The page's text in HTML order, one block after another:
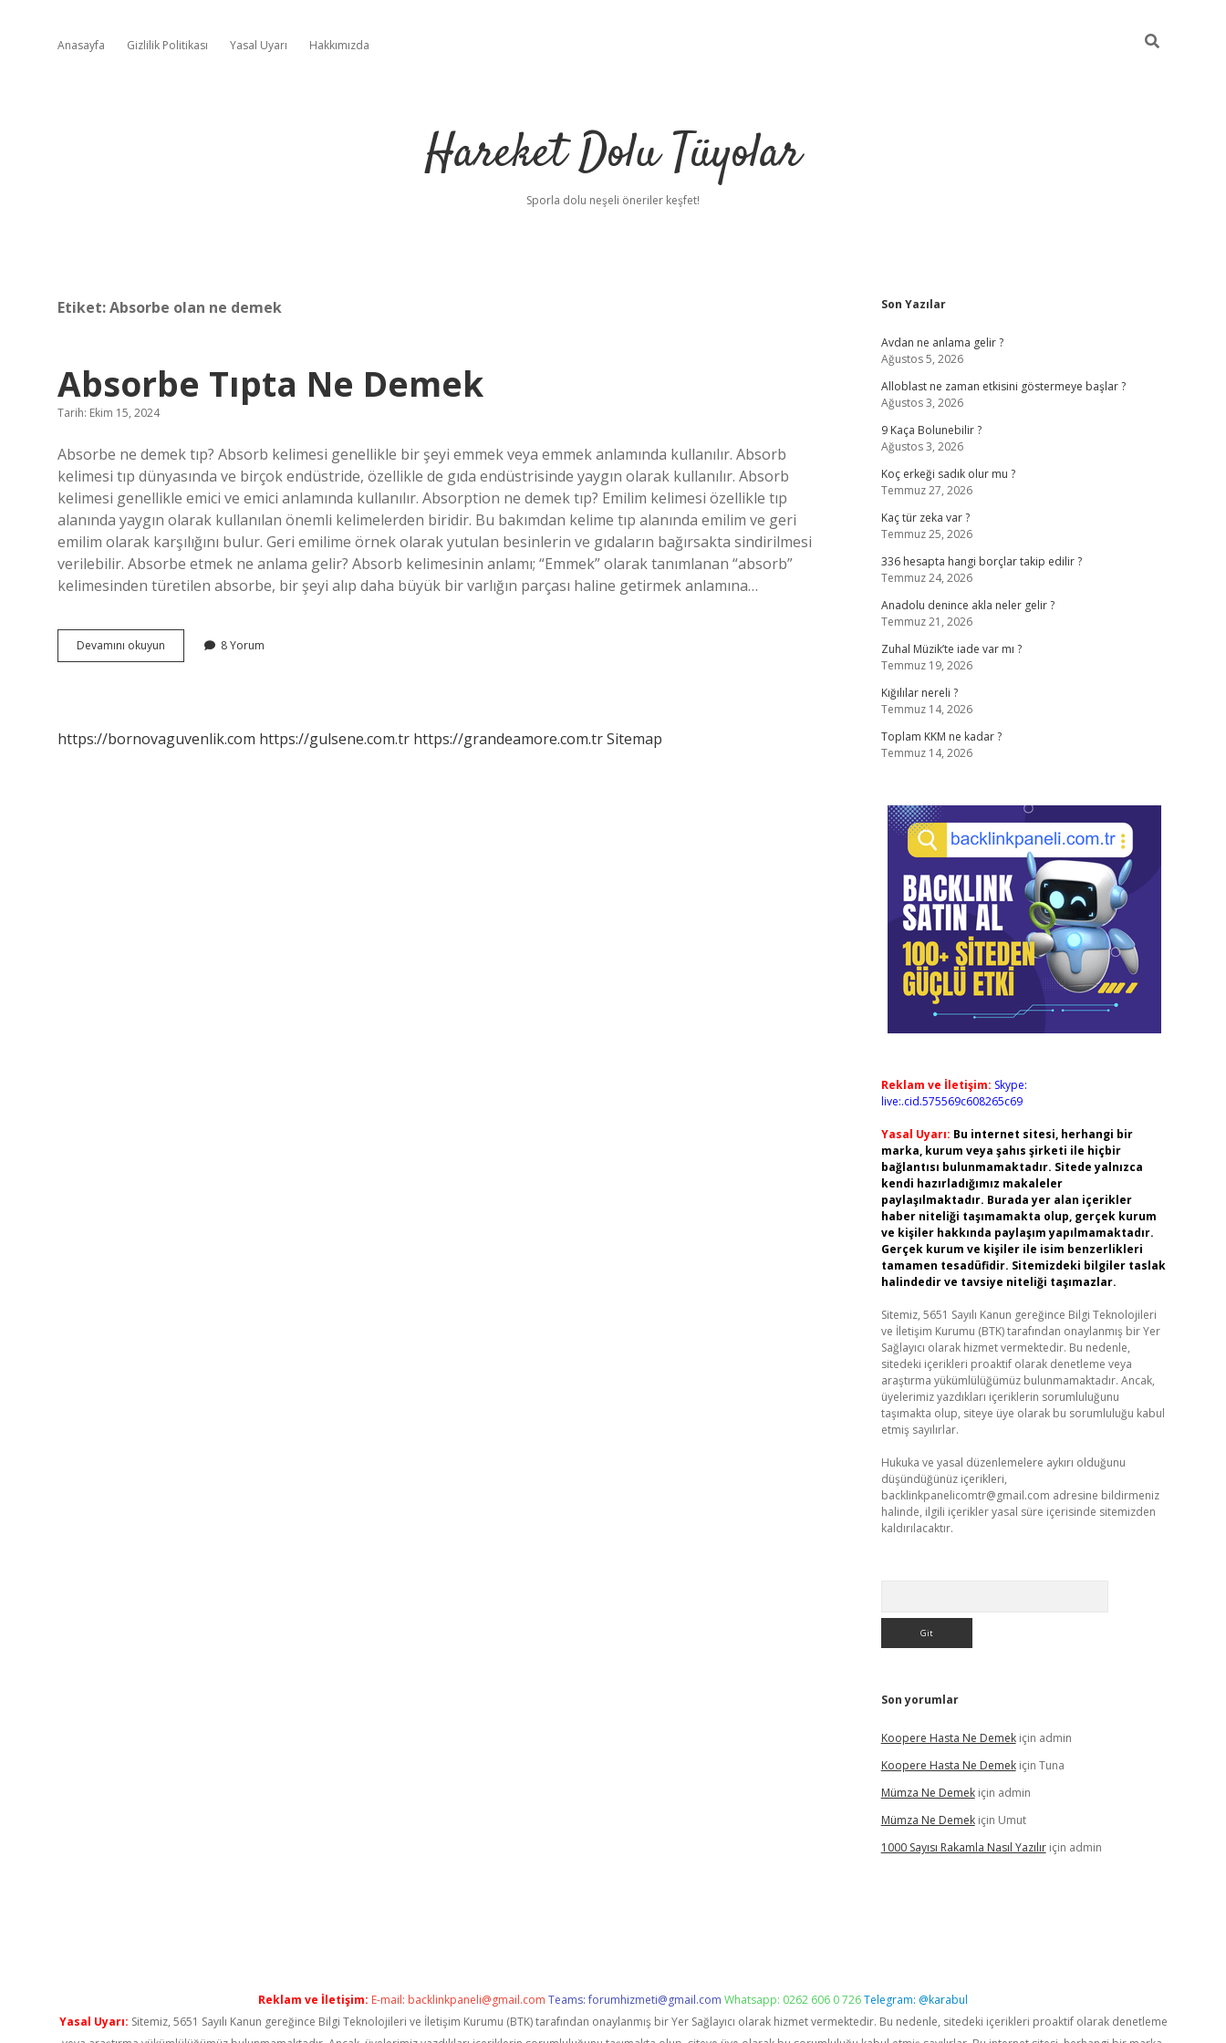
Anasayfa Gizlilik Politikası Yasal Uyarı Hakkımızda
Hareket Dolu Tüyolar
Sporla dolu neşeli öneriler keşfet!
Etiket:Absorbe olan ne demek
Absorbe Tıpta Ne Demek
Tarih: Ekim 15, 2024
Absorbe ne demek tıp? Absorb kelimesi genellikle bir şeyi emmek veya emmek anlamında kullanılır. Absorb
kelimesi tıp dünyasında ve birçok endüstride, özellikle de gıda endüstrisinde yaygın olarak kullanılır. Absorb
kelimesi genellikle emici ve emici anlamında kullanılır. Absorption ne demek tıp? Emilim kelimesi özellikle tıp
alanında yaygın olarak kullanılan önemli kelimelerden biridir. Bu bakımdan kelime tıp alanında emilim ve geri
emilim olarak karşılığını bulur. Geri emilime örnek olarak yutulan besinlerin ve gıdaların bağırsakta sindirilmesi
verilebilir. Absorbe etmek ne anlama gelir? Absorb kelimesinin anlamı; “Emmek” olarak tanımlanan “absorb”
kelimesinden türetilen absorbe, bir şeyi alıp daha büyük bir varlığın parçası haline getirmek anlamına…
Devamını okuyun Absorbe
Tıpta
8 Yorum
https://bornovaguvenlik.com https://gulsene.com.tr https://grandeamore.com.trSitemap
Sidebar
Son Yazılar
Avdan ne anlama gelir ?
Ağustos 5, 2026
Alloblast ne zaman etkisini göstermeye başlar ?
Ağustos 3, 2026
9 Kaça Bolunebilir ?
Ağustos 3, 2026
Koç erkeği sadık olur mu ?
Temmuz 27, 2026
Kaç tür zeka var ?
Temmuz 25, 2026
336 hesapta hangi borçlar takip edilir ?
Temmuz 24, 2026
Anadolu denince akla neler gelir ?
Temmuz 21, 2026
Zuhal Müzik’te iade var mı ?
Temmuz 19, 2026
Kığılılar nereli ?
Temmuz 14, 2026
Toplam KKM ne kadar ?
Temmuz 14, 2026
Reklam ve İletişim: Skype:
live:.cid.575569c608265c69
Yasal Uyarı: Bu internet sitesi, herhangi bir
marka, kurum veya şahıs şirketi ile hiçbir
bağlantısı bulunmamaktadır. Sitede yalnızca
kendi hazırladığımız makaleler
paylaşılmaktadır. Burada yer alan içerikler
haber niteliği taşımamakta olup, gerçek kurum
ve kişiler hakkında paylaşım yapılmamaktadır.
Gerçek kurum ve kişiler ile isim benzerlikleri
tamamen tesadüfidir. Sitemizdeki bilgiler taslak
halindedir ve tavsiye niteliği taşımazlar.
Sitemiz, 5651 Sayılı Kanun gereğince Bilgi Teknolojileri
ve İletişim Kurumu (BTK) tarafından onaylanmış bir Yer
Sağlayıcı olarak hizmet vermektedir. Bu nedenle,
sitedeki içerikleri proaktif olarak denetleme veya
araştırma yükümlülüğümüz bulunmamaktadır. Ancak,
üyelerimiz yazdıkları içeriklerin sorumluluğunu
taşımakta olup, siteye üye olarak bu sorumluluğu kabul
etmiş sayılırlar.
Hukuka ve yasal düzenlemelere aykırı olduğunu
düşündüğünüz içerikleri,
backlinkpanelicomtr@gmail.com adresine bildirmeniz
halinde, ilgili içerikler yasal süre içerisinde sitemizden
kaldırılacaktır.
Son yorumlar
Koopere Hasta Ne Demekiçin admin
Koopere Hasta Ne Demekiçin Tuna
Mümza Ne Demekiçin admin
Mümza Ne Demekiçin Umut
1000 Sayısı Rakamla Nasıl Yazılıriçin admin
Reklam ve İletişim: E-mail: backlinkpaneli@gmail.com Teams:forumhizmeti@gmail.com Whatsapp: 0262 606 0 726Telegram: @karabul
Yasal Uyarı: Sitemiz, 5651 Sayılı Kanun gereğince Bilgi Teknolojileri ve İletişim Kurumu (BTK) tarafından onaylanmış bir Yer Sağlayıcı olarak hizmet vermektedir. Bu nedenle, sitedeki içerikleri proaktif olarak denetleme